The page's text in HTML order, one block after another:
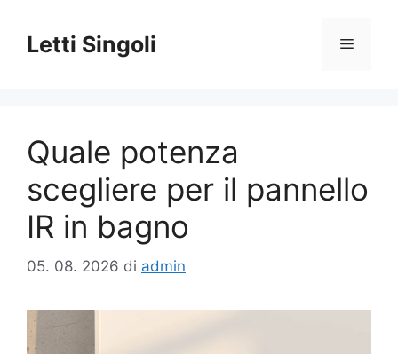
contenuto
Letti Singoli Menu
Quale potenza
scegliere per il pannello
IR in bagno
05. 08. 2026 di admin